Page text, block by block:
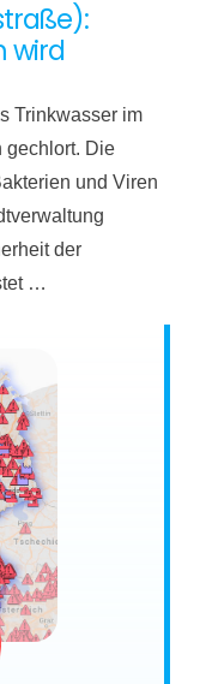
wird
Trinkwasser im
gechlort. Die
und Viren
der
…